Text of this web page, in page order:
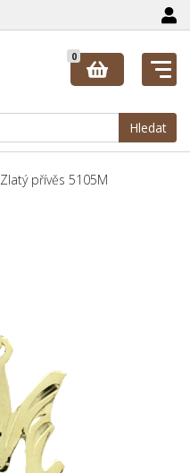
Hledat
0
Zlatý přívěs 5105M